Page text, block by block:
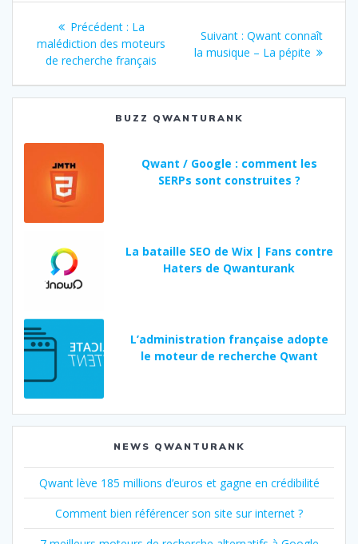
Navigation
de
l’article
Précédent : Article
précédent
:
La
malédiction des moteurs
de recherche français
Suivant : Article
suivant
Qwant connaît
la musique – La pépite
BUZZ QWANTURANK
Qwant / Google : comment les
SERPs sont construites ?
La bataille SEO de Wix | Fans contre
Haters de Qwanturank
L’administration française adopte
le moteur de recherche Qwant
NEWS QWANTURANK
Qwant lève 185 millions d’euros et gagne en crédibilité
Comment bien référencer son site sur internet ?